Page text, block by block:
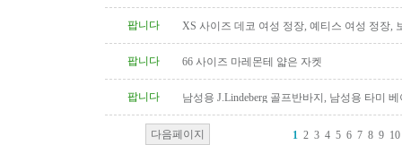
팝니다
XS 사이즈 데코 여성 정장, 예티스 여성 정장,
팝니다
66 사이즈 마레몬테 얇은 자켓
팝니다
남성용 J.Lindeberg 골프반바지, 남성용 타미
다음페이지 1 2 3 4 5 6 7 8 9 10